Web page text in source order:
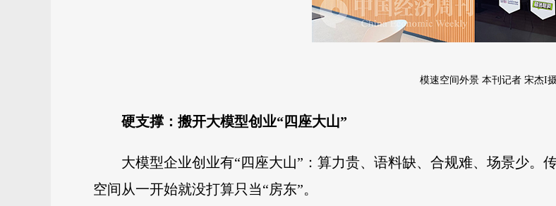
模速空间外景 本刊记者 宋杰I
硬支撑： 搬开大模型创业“四座大山”
大模型企业创业有“四座大山”：算力贵、语料缺、合规难、场景少。
空间从一开始就没打算只当“房东”。